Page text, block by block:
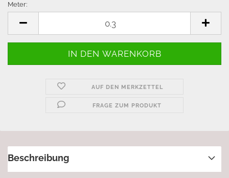
Meter:
AUF DEN MERKZETTEL
FRAGE ZUM PRODUKT
Beschreibung